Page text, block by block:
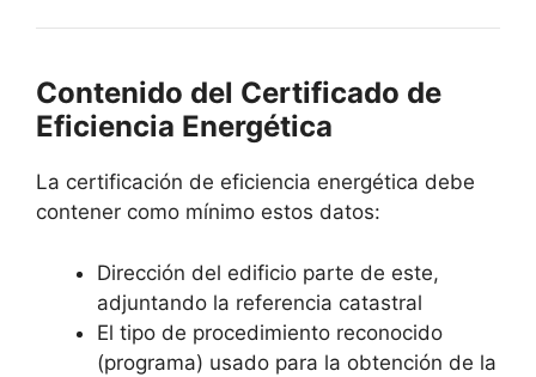
Contenido del Certificado de
Eficiencia Energética
La certificación de eficiencia energética debe
contener como mínimo estos datos:
Dirección del edificio parte de este,
adjuntando la referencia catastral
El tipo de procedimiento reconocido
(programa) usado para la obtención de la